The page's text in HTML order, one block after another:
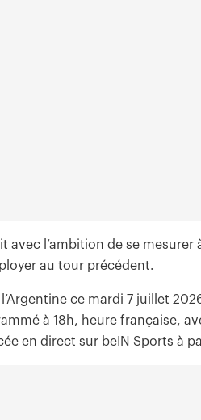
avec l’ambition de se
au tour précédent.
ce mardi 7 juillet
à 18h, heure française,
en direct sur beIN Sports à